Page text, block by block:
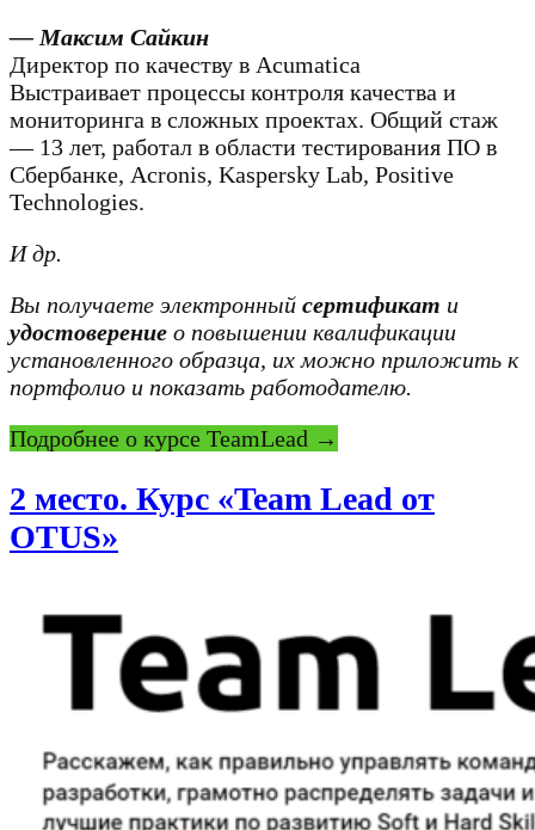
— Максим Сайкин
Директор по качеству в Acumatica
Выстраивает процессы контроля качества и
мониторинга в сложных проектах. Общий стаж
— 13 лет, работал в области тестирования ПО в
Сбербанке, Acronis, Kaspersky Lab, Positive
Technologies.
И др.
Вы получаете электронный сертификат и
удостоверение о повышении квалификации
установленного образца, их можно приложить к
портфолио и показать работодателю.
Подробнее о курсе TeamLead →
2 место. Курс «Team Lead от
OTUS»